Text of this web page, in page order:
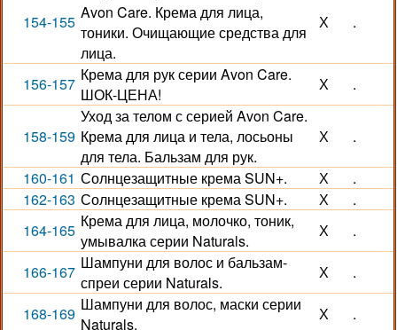
154-155 Avon Care. Крема для лица,
тоники. Очищающие средства для
лица.
Х .
156-157 Крема для рук серии Avon Care.
ШОК-ЦЕНА!
Х .
158-159
Уход за телом с серией Avon Care.
Крема для лица и тела, лосьоны
для тела. Бальзам для рук.
Х .
160-161 Солнцезащитные крема SUN+. Х
.
162-163 Солнцезащитные крема SUN+. Х
.
164-165 Крема для лица, молочко, тоник,
умывалка серии Naturals.
Х .
166-167 Шампуни для волос и бальзам-
спреи серии Naturals.
Х .
168-169 Шампуни для волос, маски серии
Naturals.
Х .